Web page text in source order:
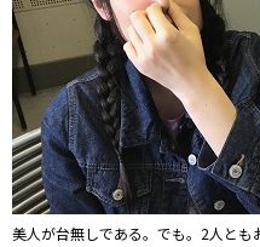
美人が台無しである。でも。2人と